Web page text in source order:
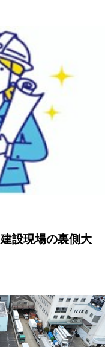
設現場の裏側大